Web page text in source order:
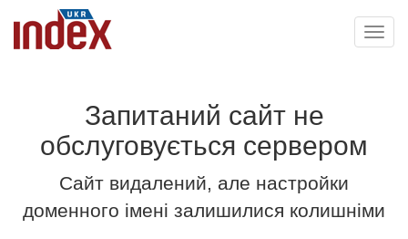
Запитаний сайт не
обслуговується сервером
Сайт видалений, але настройки
доменного імені залишилися колишніми